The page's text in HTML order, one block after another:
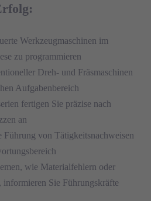
Werkzeugmaschinen im
zu programmieren
Dreh- und Fräsmaschinen
Aufgabenbereich
fertigen Sie präzise nach
an
Führung von Tätigkeitsnachweisen
wie Materialfehlern oder
informieren Sie Führungskräfte